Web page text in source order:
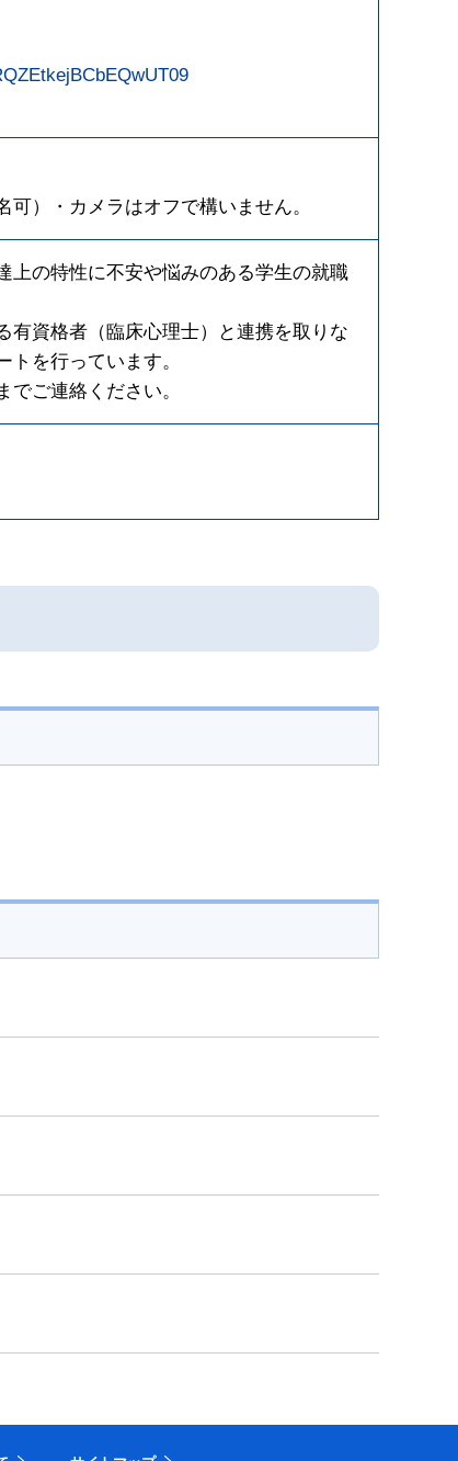
）・カメラはオフで構いません。
上の特性に不安や悩みのある学生の就職
有資格者（臨床心理士）と連携を取りな
を行っています。
ご連絡ください。